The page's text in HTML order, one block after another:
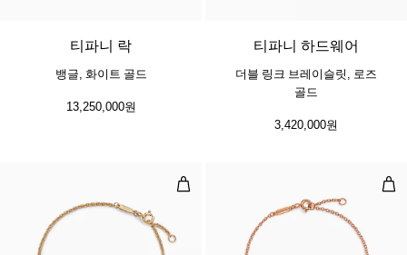
티파니 락
뱅글, 화이트 골드
13,250,000원
티파니 하드웨어
더블 링크 브레이슬릿, 로즈
골드
3,420,000원
더블 링크 브레이슬릿, 옐로우 골드
체